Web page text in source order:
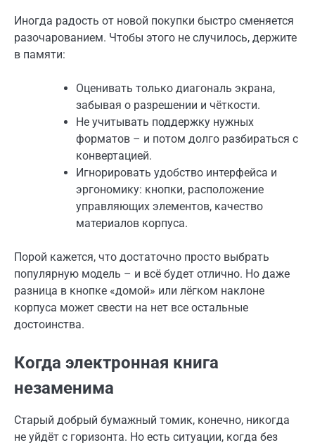
Иногда радость от новой покупки быстро сменяется
разочарованием. Чтобы этого не случилось, держите
в памяти:
Оценивать только диагональ экрана,
забывая о разрешении и чёткости.
Не учитывать поддержку нужных
форматов – и потом долго разбираться с
конвертацией.
Игнорировать удобство интерфейса и
эргономику: кнопки, расположение
управляющих элементов, качество
материалов корпуса.
Порой кажется, что достаточно просто выбрать
популярную модель – и всё будет отлично. Но даже
разница в кнопке «домой» или лёгком наклоне
корпуса может свести на нет все остальные
достоинства.
Когда электронная книга
незаменима
Старый добрый бумажный томик, конечно, никогда
не уйдёт с горизонта. Но есть ситуации, когда без